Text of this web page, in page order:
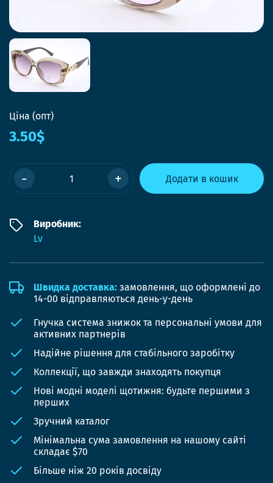
Ціна (опт)
3.50$
- + Додати в кошик
Виробник:
Lv
Швидка доставка: замовлення, що оформлені до
14-00 відправляються день-у-день
Гнучка система знижок та персональні умови для
активних партнерів
Надійне рішення для стабільного заробітку
Коллекції, що завжди знаходять покупця
Нові модні моделі щотижня: будьте першими з
перших
Зручний каталог
Мінімальна сума замовлення на нашому сайті
складає $70
Більше ніж 20 років досвіду